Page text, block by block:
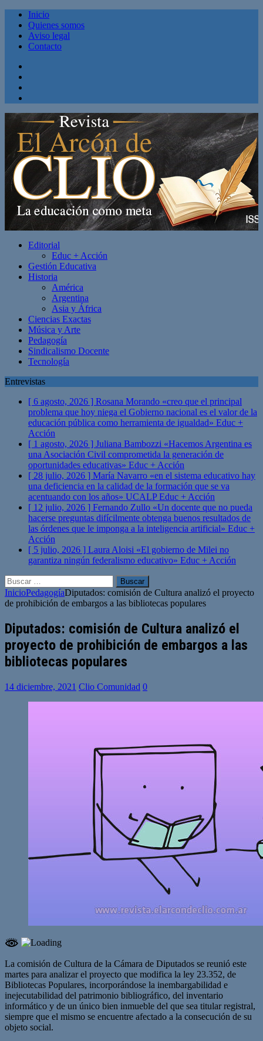
Inicio
Quienes somos
Aviso legal
Contacto
Editorial
Educ + Acción
Gestión Educativa
Historia
América
Argentina
Asia y África
Ciencias Exactas
Música y Arte
Pedagogía
Sindicalismo Docente
Tecnología
Entrevistas
[ 6 agosto, 2026 ] Rosana Morando «creo que el principal
problema que hoy niega el Gobierno nacional es el valor de la
educación pública como herramienta de igualdad» Educ +
Acción
[ 1 agosto, 2026 ] Juliana Bambozzi «Hacemos Argentina es
una Asociación Civil comprometida la generación de
oportunidades educativas» Educ + Acción
[ 28 julio, 2026 ] María Navarro «en el sistema educativo hay
una deficiencia en la calidad de la formación que se va
acentuando con los años» UCALPEduc + Acción
[ 12 julio, 2026 ] Fernando Zullo «Un docente que no pueda
hacerse preguntas difícilmente obtenga buenos resultados de
las órdenes que le imponga a la inteligencia artificial» Educ +
Acción
[ 5 julio, 2026 ] Laura Aloisi «El gobierno de Milei no
garantiza ningún federalismo educativo» Educ + Acción
Buscar:
InicioPedagogíaDiputados: comisión de Cultura analizó el proyecto
de prohibición de embargos a las bibliotecas populares
Diputados: comisión de Cultura analizó el
proyecto de prohibición de embargos a las
bibliotecas populares
14 diciembre, 2021 Clio Comunidad 0
La comisión de Cultura de la Cámara de Diputados se reunió este
martes para analizar el proyecto que modifica la ley 23.352, de
Bibliotecas Populares, incorporándose la inembargabilidad e
inejecutabilidad del patrimonio bibliográfico, del inventario
informático y de un único bien inmueble del que sea titular registral,
siempre que el mismo se encuentre afectado a la consecución de su
objeto social.